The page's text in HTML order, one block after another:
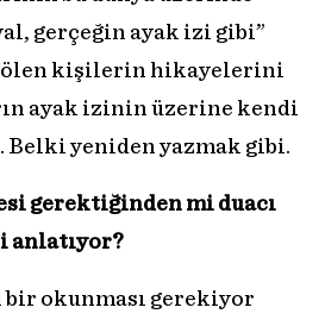
gerçeğin ayak izi gibi”
ölen kişilerin hikayelerini
ayak izinin üzerine kendi
yeniden yazmak gibi.
gerektiğinden mi duacı
anlatıyor?
okunması gerekiyor